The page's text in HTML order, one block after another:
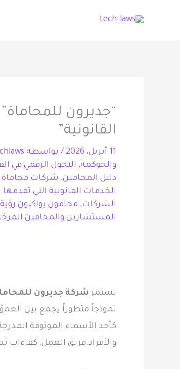
“جديرون
القانونية”
11 أبريل، 2026 / بواسطة
والحوكمة, التحول الرقمي في
دليل المحامين, شركات محاماة
الخدمات القانونية التي
الشركات, محامون يواكبون رؤية
المستشارين والمحامين
تستمر شركة جديرون
نموذجاً متطوراً يجمع بين
كأحد الأسماء الموثوقة
والأفراد.فريق العمل: كفاءات